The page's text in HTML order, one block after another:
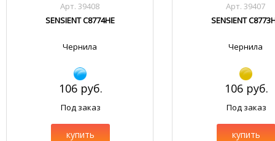
Арт. 39408
SENSIENT C8774HE
Чернила
106 руб.
Под заказ
купить
Арт. 39407
SENSIENT
Чернила
106 руб.
Под заказ
купить